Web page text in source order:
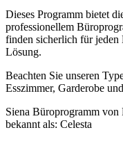
Dieses Programm bietet
professionellem
finden sicherlich für jeden
Lösung.
Beachten Sie unseren
Esszimmer, Garderobe
Siena Büroprogramm
bekannt als: Celesta